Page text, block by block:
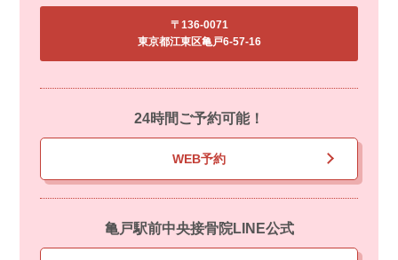
〒136-0071
東京都江東区亀戸6-57-16
24時間ご予約可能！
WEB予約
亀戸駅前中央接骨院LINE公式